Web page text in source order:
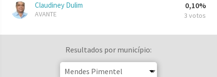
Claudiney Dulim
AVANTE
0,10%
3 votos
Resultados por município: